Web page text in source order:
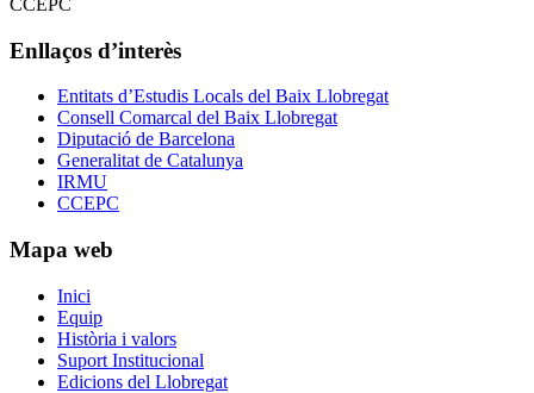
Enllaços d’interès
Entitats d’Estudis Locals del Baix Llobregat
Consell Comarcal del Baix Llobregat
Diputació de Barcelona
Generalitat de Catalunya
IRMU
CCEPC
Mapa web
Inici
Equip
Història i valors
Suport Institucional
Edicions del Llobregat